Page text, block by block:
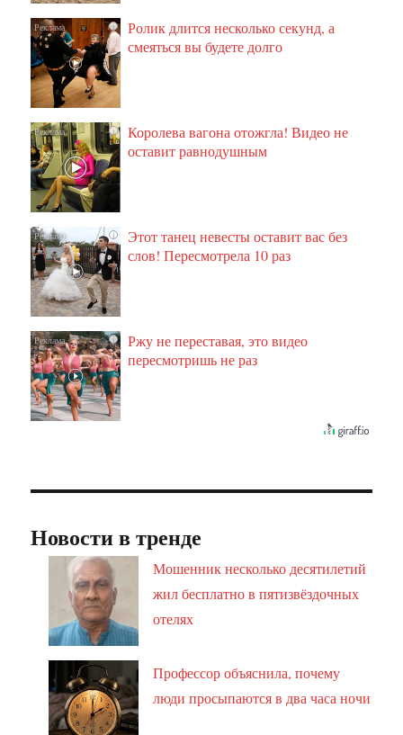
i
Ролик длится несколько секунд, а
смеяться вы будете долго
i
Королева вагона отожгла! Видео не
оставит равнодушным
i
Этот танец невесты оставит вас без
слов! Пересмотрела 10 раз
i
Ржу не переставая, это видео
пересмотришь не раз
Новости в тренде
Мошенник несколько десятилетий
жил бесплатно в пятизвёздочных
отелях
Профессор объяснила, почему
люди просыпаются в два часа ночи